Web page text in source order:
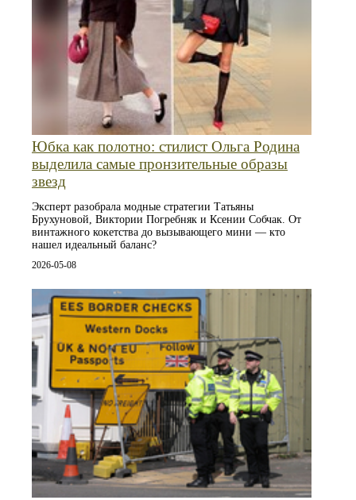
Юбка как полотно: стилист Ольга Родина
выделила самые пронзительные образы
звезд
Эксперт разобрала модные стратегии Татьяны
Брухуновой, Виктории Погребняк и Ксении Собчак. От
винтажного кокетства до вызывающего мини — кто
нашел идеальный баланс?
2026-05-08